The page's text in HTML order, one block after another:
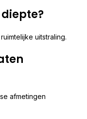
uitstraling.
afmetingen